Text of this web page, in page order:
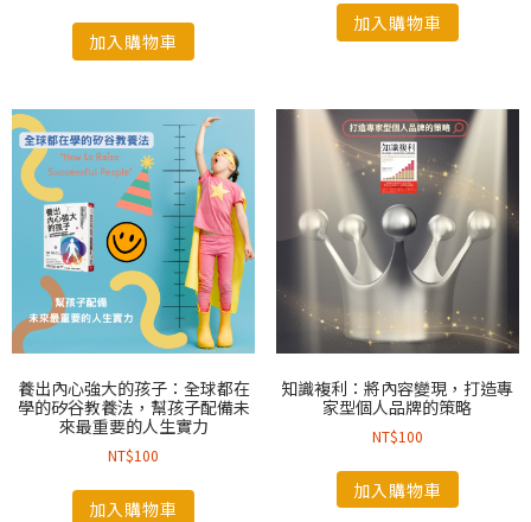
加入購物車
加入購物車
養出內心強大的孩子：全球都在
學的矽谷教養法，幫孩子配備未
來最重要的人生實力
NT$100
加入購物車
知識複利：將內容變現，打造專
家型個人品牌的策略
NT$100
加入購物車